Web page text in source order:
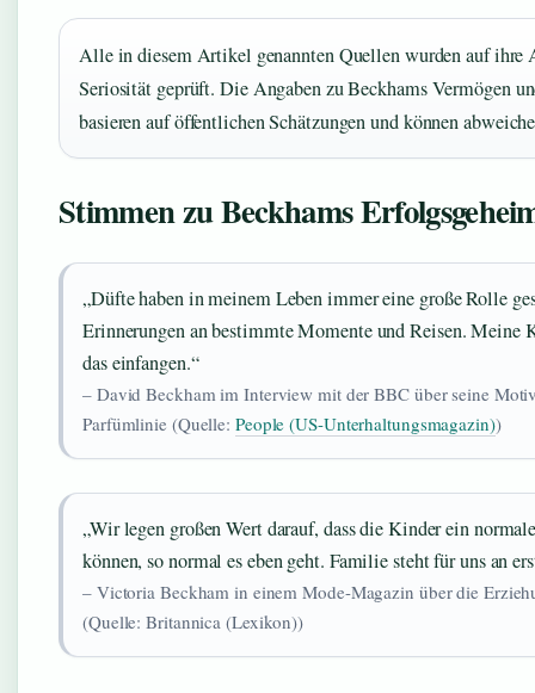
Alle in diesem Artikel genannten Quellen wurden auf ihre
Seriosität geprüft. Die Angaben zu Beckhams Vermögen
basieren auf öffentlichen Schätzungen und können
Stimmen zu Beckhams
„Düfte haben in meinem Leben immer eine große Rolle
Erinnerungen an bestimmte Momente und Reisen. Meine
das einfangen.“
– David Beckham im Interview mit der BBC über seine
Parfümlinie (Quelle: People (US-Unterhaltungsmagazin))
„Wir legen großen Wert darauf, dass die Kinder ein
können, so normal es eben geht. Familie steht für uns an
– Victoria Beckham in einem Mode-Magazin über die
(Quelle: Britannica (Lexikon))